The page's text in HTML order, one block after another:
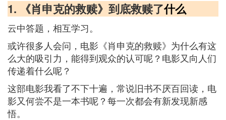
1. 《肖申克的救赎》到底救赎了什么
云中答题，相互学习。
或许很多人会问，电影《肖申克的救赎》为什么有这
么大的吸引力，能得到观众的认可呢？电影又向人们
传递着什么呢？
这部电影我看了不下十遍，常说旧书不厌百回读，电
影又何尝不是一本书呢？每一次都会有新发现新感
悟。